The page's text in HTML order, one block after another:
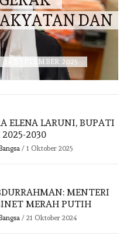
DAN
14 SEPTEMBER 2025
ELENA LARUNI, BUPATI
2025-2030
/ 1 Oktober 2025
MENTERI
MERAH PUTIH
/ 21 Oktober 2024